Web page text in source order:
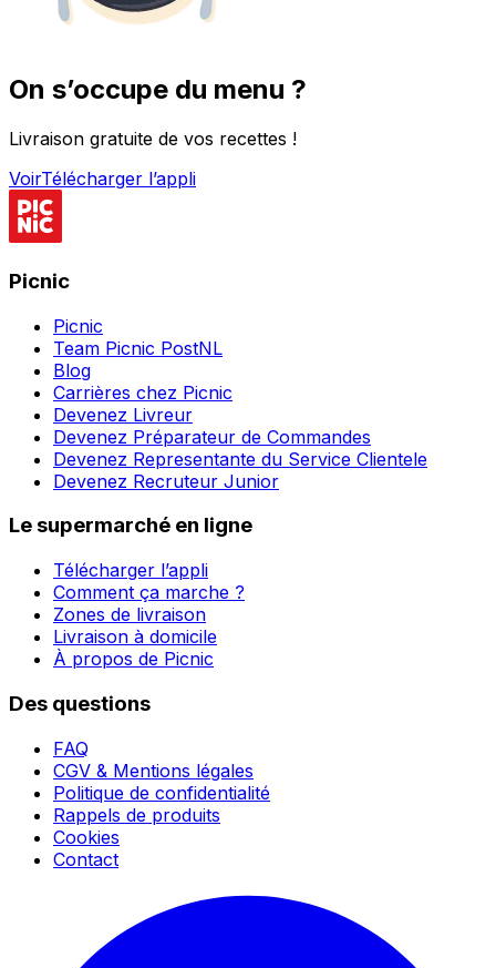
On s’occupe du menu ?
Livraison gratuite de vos recettes !
VoirTélécharger l’appli
Picnic
Picnic
Team Picnic PostNL
Blog
Carrières chez Picnic
Devenez Livreur
Devenez Préparateur de Commandes
Devenez Representante du Service Clientele
Devenez Recruteur Junior
Le supermarché en ligne
Télécharger l’appli
Comment ça marche ?
Zones de livraison
Livraison à domicile
À propos de Picnic
Des questions
FAQ
CGV & Mentions légales
Politique de confidentialité
Rappels de produits
Cookies
Contact